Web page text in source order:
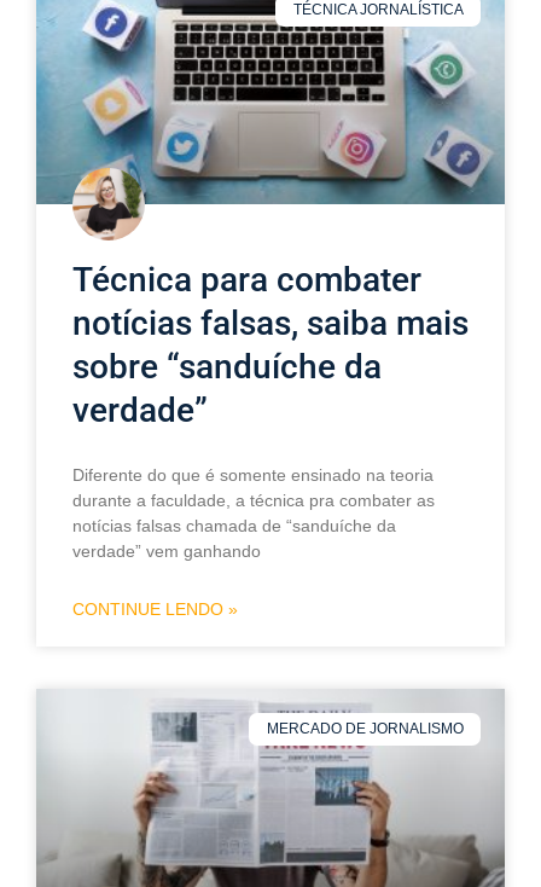
TÉCNICA JORNALÍSTICA
Técnica para combater
notícias falsas, saiba mais
sobre “sanduíche da
verdade”
Diferente do que é somente ensinado na teoria
durante a faculdade, a técnica pra combater as
notícias falsas chamada de “sanduíche da
verdade” vem ganhando
CONTINUE LENDO »
MERCADO DE JORNALISMO